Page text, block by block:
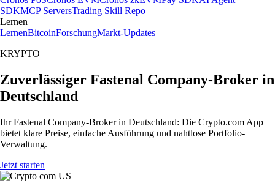
SDKMCP ServersTrading Skill Repo
Lernen
LernenBitcoinForschungMarkt-Updates
KRYPTO
Zuverlässiger Fastenal Company-Broker in
Deutschland
Ihr Fastenal Company-Broker in Deutschland: Die Crypto.com App
bietet klare Preise, einfache Ausführung und nahtlose Portfolio-
Verwaltung.
Jetzt starten